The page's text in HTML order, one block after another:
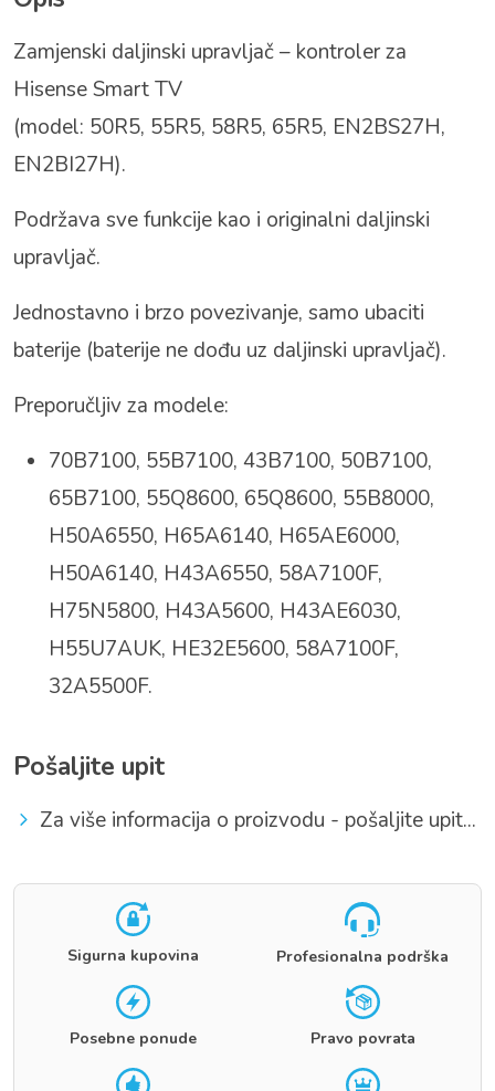
Zamjenski daljinski upravljač – kontroler za
Hisense Smart TV
(model: 50R5, 55R5, 58R5, 65R5, EN2BS27H,
EN2BI27H).
Podržava sve funkcije kao i originalni daljinski
upravljač.
Jednostavno i brzo povezivanje, samo ubaciti
baterije (baterije ne dođu uz daljinski upravljač).
Preporučljiv za modele:
70B7100, 55B7100, 43B7100, 50B7100,
65B7100, 55Q8600, 65Q8600, 55B8000,
H50A6550, H65A6140, H65AE6000,
H50A6140, H43A6550, 58A7100F,
H75N5800, H43A5600, H43AE6030,
H55U7AUK, HE32E5600, 58A7100F,
32A5500F.
Pošaljite upit
Za više informacija o proizvodu - pošaljite upit...
Sigurna kupovina Profesionalna podrška
Posebne ponude Pravo povrata